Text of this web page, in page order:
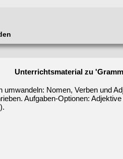
Unterrichtsmaterial zu
umwandeln: Nomen, Verben und
Aufgaben-Optionen: